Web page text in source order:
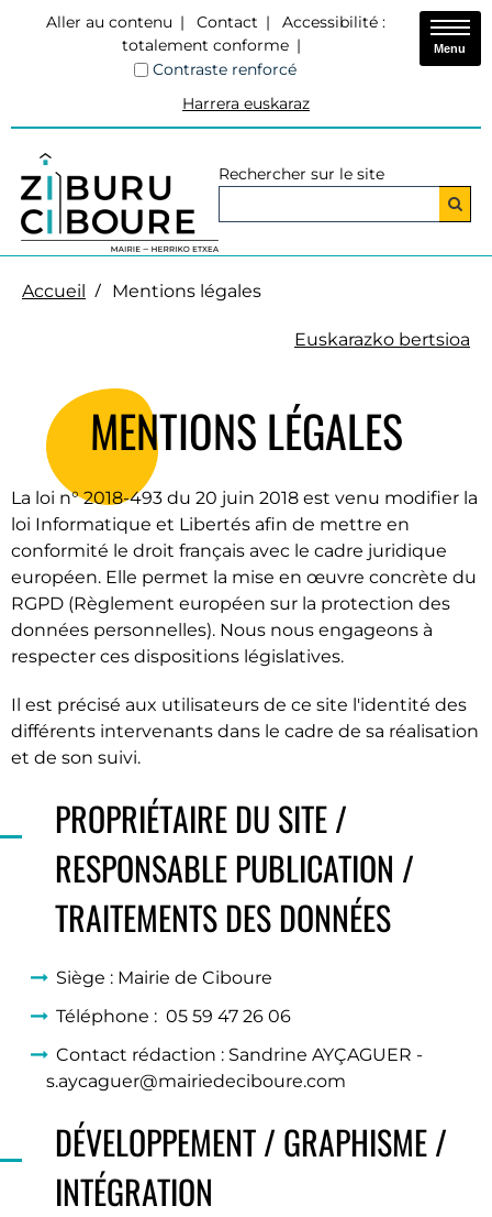
Aller au contenu Contact
Accessibilité :
totalement conforme
Contraste renforcé
Harrera euskaraz
Rechercher sur le site
Menu
Accueil Mentions légales
Euskarazko bertsioa
MENTIONS LÉGALES
La loi n° 2018-493 du 20 juin 2018 est venu modifier la
loi Informatique et Libertés afin de mettre en
conformité le droit français avec le cadre juridique
européen. Elle permet la mise en œuvre concrète du
RGPD (Règlement européen sur la protection des
données personnelles). Nous nous engageons à
respecter ces dispositions législatives.
Il est précisé aux utilisateurs de ce site l'identité des
différents intervenants dans le cadre de sa réalisation
et de son suivi.
PROPRIÉTAIRE DU SITE /
RESPONSABLE PUBLICATION /
TRAITEMENTS DES DONNÉES
Siège : Mairie de Ciboure
Téléphone : 05 59 47 26 06
Contact rédaction : Sandrine AYÇAGUER -
s.aycaguer@mairiedeciboure.com
DÉVELOPPEMENT / GRAPHISME /
INTÉGRATION